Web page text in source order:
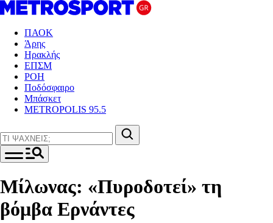
ΠΑΟΚ
Άρης
Ηρακλής
ΕΠΣΜ
ΡΟΗ
Ποδόσφαιρο
Μπάσκετ
METROPOLIS 95.5
Μίλωνας: «Πυροδοτεί» τη
βόμβα Ερνάντες